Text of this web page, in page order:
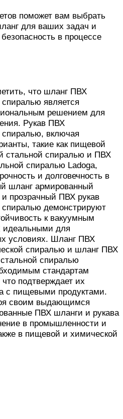
поможет вам выбрать
для ваших задач и
в процессе
что шланг ПВХ
является
решением для
Рукав ПВХ
включая
такие как пищевой
стальной спиралью и ПВХ
спиралью Ladoga,
и долговечность в
шланг армированный
прозрачный ПВХ рукав
демонстрируют
к вакуумным
идеальными для
условиях. Шланг ПВХ
спиралью и шланг ПВХ
спиралью
стандартам
подтверждает их
с пищевыми продуктами.
своим выдающимся
ПВХ шланги и рукава
в промышленности и
в пищевой и химической